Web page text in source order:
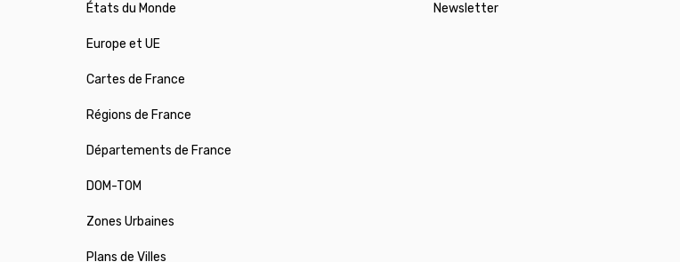
États du Monde
Europe et UE
Cartes de France
Régions de France
Départements de France
DOM-TOM
Zones Urbaines
Plans de Villes
Newsletter